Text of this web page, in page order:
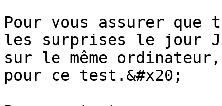
Pour vous assurer
les surprises le jour J,
sur le même
pour ce test.&#x20;